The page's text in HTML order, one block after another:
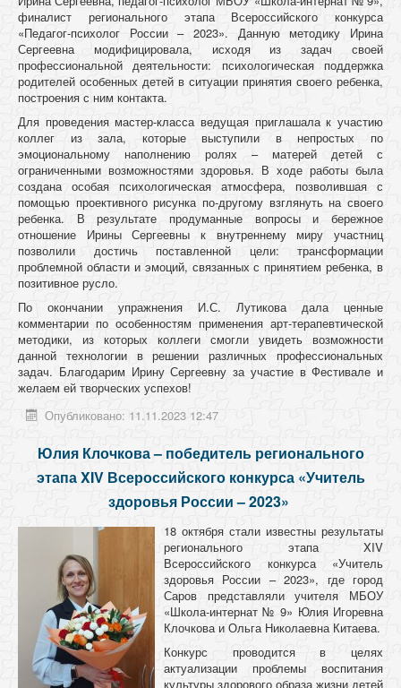
финалист регионального этапа Всероссийского конкурса
«Педагог-психолог России – 2023». Данную методику Ирина
Сергеевна модифицировала, исходя из задач своей
профессиональной деятельности: психологическая поддержка
родителей особенных детей в ситуации принятия своего ребенка,
построения с ним контакта.
Для проведения мастер-класса ведущая приглашала к участию
коллег из зала, которые выступили в непростых по
эмоциональному наполнению ролях – матерей детей с
ограниченными возможностями здоровья. В ходе работы была
создана особая психологическая атмосфера, позволившая с
помощью проективного рисунка по-другому взглянуть на своего
ребенка. В результате продуманные вопросы и бережное
отношение Ирины Сергеевны к внутреннему миру участниц
позволили достичь поставленной цели: трансформации
проблемной области и эмоций, связанных с принятием ребенка, в
позитивное русло.
По окончании упражнения И.С. Лутикова дала ценные
комментарии по особенностям применения арт-терапевтической
методики, из которых коллеги смогли увидеть возможности
данной технологии в решении различных профессиональных
задач. Благодарим Ирину Сергеевну за участие в Фестивале и
желаем ей творческих успехов!
Опубликовано: 11.11.2023 12:47
Юлия Клочкова – победитель регионального
этапа XIV Всероссийского конкурса «Учитель
здоровья России – 2023»
18 октября стали известны результаты
регионального этапа XIV
Всероссийского конкурса «Учитель
здоровья России – 2023», где город
Саров представляли учителя МБОУ
«Школа-интернат № 9» Юлия Игоревна
Клочкова и Ольга Николаевна Китаева.
Конкурс проводится в целях
актуализации проблемы воспитания
культуры здорового образа жизни детей